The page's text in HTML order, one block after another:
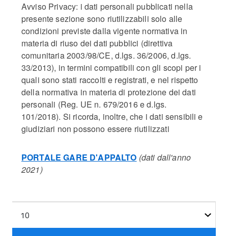
Avviso Privacy: i dati personali pubblicati nella
presente sezione sono riutilizzabili solo alle
condizioni previste dalla vigente normativa in
materia di riuso dei dati pubblici (direttiva
comunitaria 2003/98/CE, d.lgs. 36/2006, d.lgs.
33/2013), in termini compatibili con gli scopi per i
quali sono stati raccolti e registrati, e nel rispetto
della normativa in materia di protezione dei dati
personali (Reg. UE n. 679/2016 e d.lgs.
101/2018). Si ricorda, inoltre, che i dati sensibili e
giudiziari non possono essere riutilizzati
PORTALE GARE D'APPALTO (dati dall'anno
2021)
Filtri